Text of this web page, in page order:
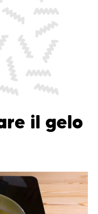
il gelo